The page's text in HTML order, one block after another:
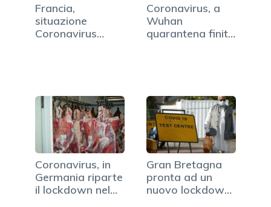
Francia,
situazione
Coronavirus
Coronavirus, a
Wuhan
quarantena finita
Coronavirus, in
Germania riparte
il lockdown nel…
Gran Bretagna
pronta ad un
nuovo lockdown,